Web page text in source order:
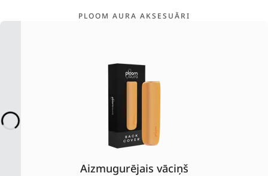
PLOOM AURA AKSESUĀRI
Aizmugurējais vāciņš